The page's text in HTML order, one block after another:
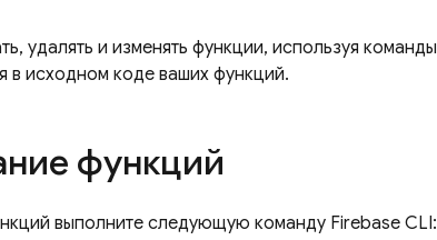
удалять и изменять функции, используя команды
в исходном коде ваших функций.
функций
выполните следующую команду Firebase CLI: